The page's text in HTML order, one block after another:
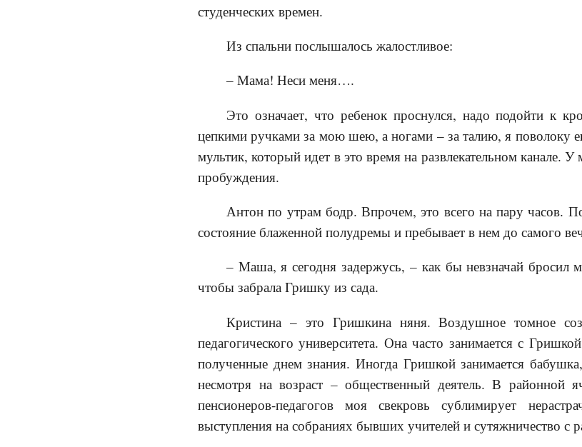
студенческих времен.
Из спальни послышалось жалостливое:
– Мама! Неси меня….
Это означает, что ребенок проснулся, надо подойти к
цепкими ручками за мою шею, а ногами – за талию, я поволоку
мультик, который идет в это время на развлекательном канале.
пробуждения.
Антон по утрам бодр. Впрочем, это всего на пару часов.
состояние блаженной полудремы и пребывает в нем до самого
– Маша, я сегодня задержусь, – как бы невзначай бросил
чтобы забрала Гришку из сада.
Кристина – это Гришкина няня. Воздушное томное
педагогического университета. Она часто занимается с
полученные днем знания. Иногда Гришкой занимается
несмотря на возраст – общественный деятель. В районной
пенсионеров-педагогов моя свекровь сублимирует
выступления на собраниях бывших учителей и сутяжничество с